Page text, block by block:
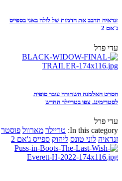
זנדאיה תדבב את הדמות של לולה באני בספייס
ג'אם 2
עדי פרל
הסרט האלמנה השחורה עובר סופית
לסטרימינג, צפו בטריילר החדש
עדי פרל
In this category: טריילר מארוול פוסטר
זנדאיה לוני טונס ליהוק ספייס ג'אם 2